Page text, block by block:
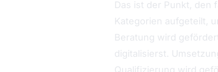
Das ist der Punkt, den
Kategorien aufgeteilt,
Beratung wird
digitalisierst.
Qualifizierung wird